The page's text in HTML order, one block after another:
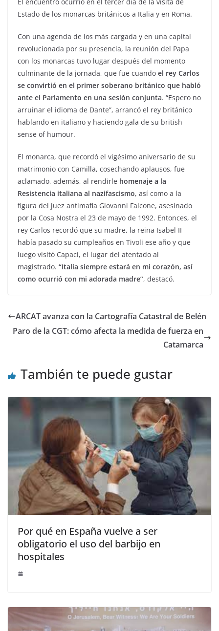
El encuentro ocurrió en el tercer día de la visita de
Estado de los monarcas británicos a Italia y en Roma.
Con una agenda de los más cargada y en una capital
revolucionada por su presencia, la reunión del Papa
con los monarcas tuvo lugar después del momento
culminante de la jornada, que fue cuando el rey Carlos
se convirtió en el primer soberano británico que habló
ante el Parlamento en una sesión conjunta. “Espero no
arruinar el idioma de Dante”, arrancó el rey británico
hablando en italiano y haciendo gala de su british
sense of humour.
El monarca, que recordó el vigésimo aniversario de su
matrimonio con Camilla, cosechando aplausos, fue
aclamado, además, al rendirle homenaje a la
Resistencia italiana al nazifascismo, así como a la
figura del juez antimafia Giovanni Falcone, asesinado
por la Cosa Nostra el 23 de mayo de 1992. Entonces, el
rey Carlos recordó que su madre, la reina Isabel II
había pasado su cumpleaños en Tivoli ese año y que
luego visitó Capaci, el lugar del atentado al
magistrado. “Italia siempre estará en mi corazón, así
como ocurrió con mi adorada madre”, destacó.
ARCAT avanza con la Cartografía Catastral de Belén
Paro de la CGT: cómo afecta la medida de fuerza en
Catamarca
También te puede gustar
Por qué en España vuelve a ser
obligatorio el uso del barbijo en
hospitales